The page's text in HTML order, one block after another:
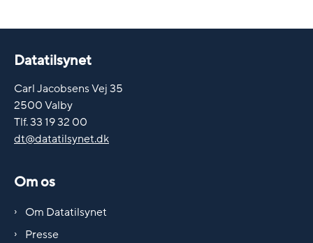
Datatilsynet
Carl Jacobsens Vej 35
2500 Valby
Tlf. 33 19 32 00
dt@datatilsynet.dk
Om os
Om Datatilsynet
Presse